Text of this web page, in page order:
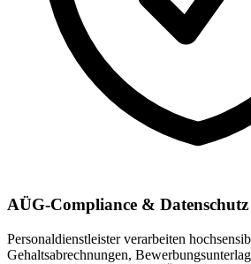
AÜG-Compliance & Datenschutz
Personaldienstleister verarbeiten
Gehaltsabrechnungen,